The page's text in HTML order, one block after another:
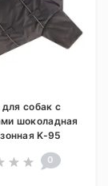
собак с
шоколадная
K-95
0